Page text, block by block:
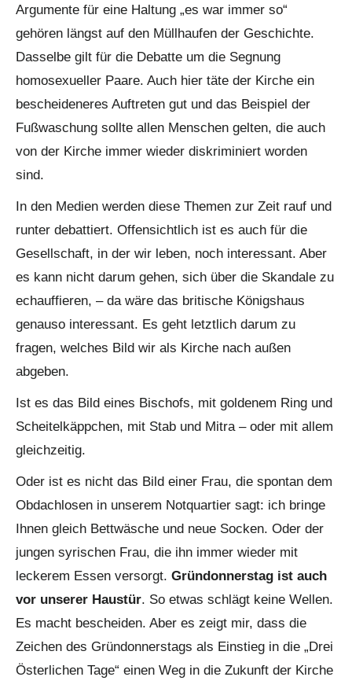
Argumente für eine Haltung „es war immer so“
gehören längst auf den Müllhaufen der Geschichte.
Dasselbe gilt für die Debatte um die Segnung
homosexueller Paare. Auch hier täte der Kirche ein
bescheideneres Auftreten gut und das Beispiel der
Fußwaschung sollte allen Menschen gelten, die auch
von der Kirche immer wieder diskriminiert worden
sind.
In den Medien werden diese Themen zur Zeit rauf und
runter debattiert. Offensichtlich ist es auch für die
Gesellschaft, in der wir leben, noch interessant. Aber
es kann nicht darum gehen, sich über die Skandale zu
echauffieren, – da wäre das britische Königshaus
genauso interessant. Es geht letztlich darum zu
fragen, welches Bild wir als Kirche nach außen
abgeben.
Ist es das Bild eines Bischofs, mit goldenem Ring und
Scheitelkäppchen, mit Stab und Mitra – oder mit allem
gleichzeitig.
Oder ist es nicht das Bild einer Frau, die spontan dem
Obdachlosen in unserem Notquartier sagt: ich bringe
Ihnen gleich Bettwäsche und neue Socken. Oder der
jungen syrischen Frau, die ihn immer wieder mit
leckerem Essen versorgt. Gründonnerstag ist auch
vor unserer Haustür. So etwas schlägt keine Wellen.
Es macht bescheiden. Aber es zeigt mir, dass die
Zeichen des Gründonnerstags als Einstieg in die „Drei
Österlichen Tage“ einen Weg in die Zukunft der Kirche